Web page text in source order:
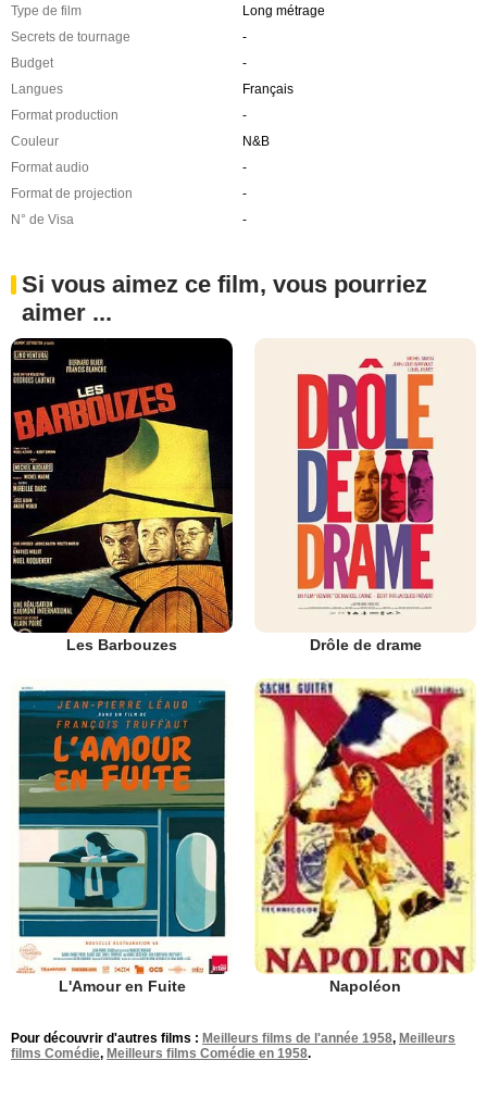
Type de film
Long métrage
Secrets de tournage
-
Budget
-
Langues
Français
Format production
-
Couleur
N&B
Format audio
-
Format de projection
-
N° de Visa
-
Si vous aimez ce film, vous pourriez
aimer ...
Les Barbouzes Drôle de drame
L'Amour en Fuite Napoléon
Pour découvrir d'autres films : Meilleurs films de l'année 1958, Meilleurs
films Comédie, Meilleurs films Comédie en 1958.